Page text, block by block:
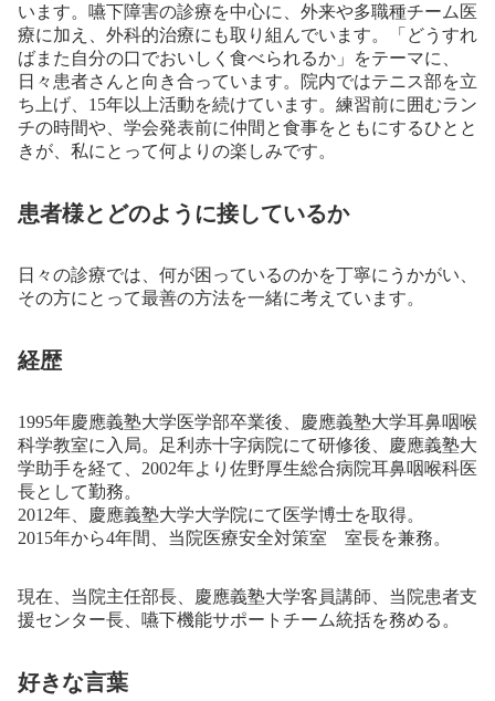
います。嚥下障害の診療を中心に、外来や多職種チーム医
療に加え、外科的治療にも取り組んでいます。「どうすれ
ばまた自分の口でおいしく食べられるか」をテーマに、
日々患者さんと向き合っています。院内ではテニス部を立
ち上げ、15年以上活動を続けています。練習前に囲むラン
チの時間や、学会発表前に仲間と食事をともにするひとと
きが、私にとって何よりの楽しみです。
患者様とどのように接しているか
日々の診療では、何が困っているのかを丁寧にうかがい、
その方にとって最善の方法を一緒に考えています。
経歴
1995年慶應義塾大学医学部卒業後、慶應義塾大学耳鼻咽喉
科学教室に入局。足利赤十字病院にて研修後、慶應義塾大
学助手を経て、2002年より佐野厚生総合病院耳鼻咽喉科医
長として勤務。
2012年、慶應義塾大学大学院にて医学博士を取得。
2015年から4年間、当院医療安全対策室 室長を兼務。
現在、当院主任部長、慶應義塾大学客員講師、当院患者支
援センター長、嚥下機能サポートチーム統括を務める。
好きな言葉